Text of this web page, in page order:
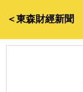
＜東森財經新聞